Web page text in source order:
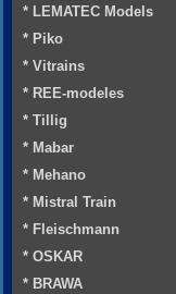
* LEMATEC Models
* Piko
* Vitrains
* REE-modeles
* Tillig
* Mabar
* Mehano
* Mistral Train
* Fleischmann
* OSKAR
* BRAWA